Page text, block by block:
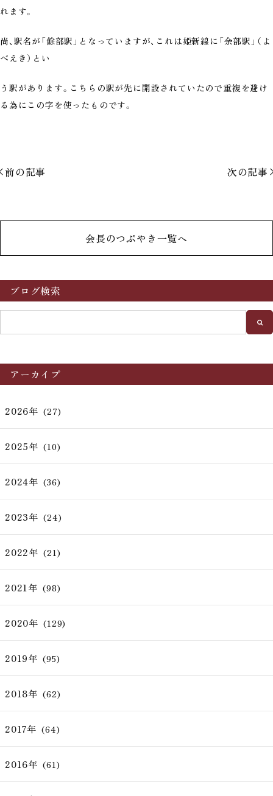
れます。
尚、駅名が「餘部駅」となっていますが、これは姫新線に「余部駅」（よ
べえき）とい
う駅があります。こちらの駅が先に開設されていたので重複を避け
る為にこの字を使ったものです。
前の記事 次の記事
会長のつぶやき一覧へ
ブログ検索
アーカイブ
2026年 (27)
2025年 (10)
2024年 (36)
2023年 (24)
2022年 (21)
2021年 (98)
2020年 (129)
2019年 (95)
2018年 (62)
2017年 (64)
2016年 (61)